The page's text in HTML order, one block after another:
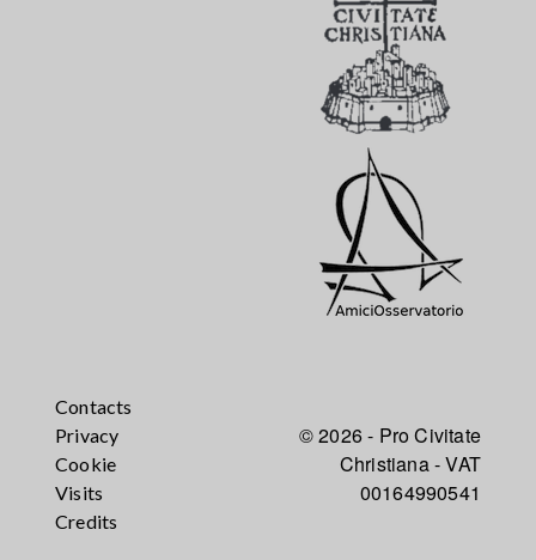
Contacts
Privacy
Cookie
Visits
Credits
© 2026 - Pro Civitate
Christiana - VAT
00164990541